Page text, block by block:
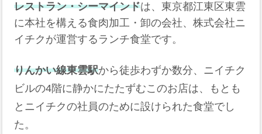
レストラン・シーマインドは、東京都江東区東雲
に本社を構える食肉加工・卸の会社、株式会社ニ
イチクが運営するランチ食堂です。
りんかい線東雲駅から徒歩わずか数分、ニイチク
ビルの4階に静かにたたずむこのお店は、もとも
とニイチクの社員のために設けられた食堂でし
た。